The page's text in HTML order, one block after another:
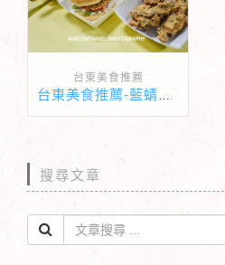
台東美食推薦
台東美食推薦-藍蜻蜓炸雞
搜尋文章